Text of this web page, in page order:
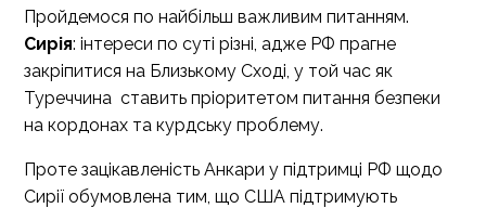
Пройдемося по найбільш важливим питанням.
Сирія: інтереси по суті різні, адже РФ прагне
закріпитися на Близькому Сході, у той час як
Туреччина ставить пріоритетом питання безпеки
на кордонах та курдську проблему.
Проте зацікавленість Анкари у підтримці РФ щодо
Сирії обумовлена тим, що США підтримують